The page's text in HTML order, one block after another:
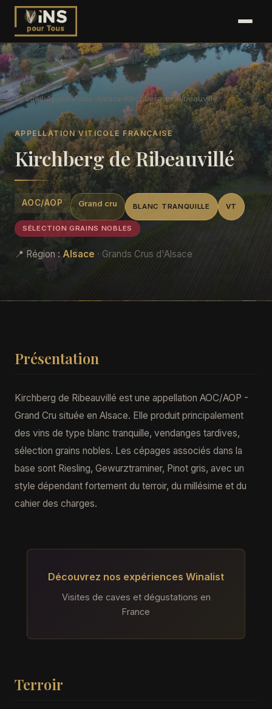
Accueil›Appellations›Alsace›Kirchberg de Ribeauvillé
APPELLATION VITICOLE FRANÇAISE
Kirchberg de Ribeauvillé
AOC/AOP Grand cru BLANC TRANQUILLE VT
SÉLECTION GRAINS NOBLES
📍 Région :Alsace · Grands Crus d'Alsace
Présentation
Kirchberg de Ribeauvillé est une appellation AOC/AOP -
Grand Cru située en Alsace. Elle produit principalement
des vins de type blanc tranquille, vendanges tardives,
sélection grains nobles. Les cépages associés dans la
base sont Riesling, Gewurztraminer, Pinot gris, avec un
style dépendant fortement du terroir, du millésime et du
cahier des charges.
Découvrez nos expériences Winalist
Visites de caves et dégustations en
France
Terroir